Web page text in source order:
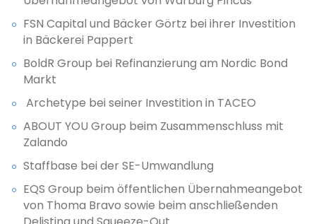
FSN Capital und Bäcker Görtz bei ihrer Investition
in Bäckerei Pappert
BoldR Group bei Refinanzierung am Nordic Bond
Markt
Archetype bei seiner Investition in TACEO
ABOUT YOU Group beim Zusammenschluss mit
Zalando
Staffbase bei der SE-Umwandlung
EQS Group beim öffentlichen Übernahmeangebot
von Thoma Bravo sowie beim anschließenden